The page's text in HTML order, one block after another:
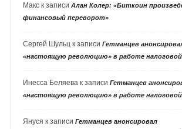
Макск записи Алан Колер: «Биткоин
финансовый переворот»
Сергей Шульцк записи Гетманцев
«настоящую революцию» в работе налоговой
Инесса Беляевак записи Гетманцев
«настоящую революцию» в работе налоговой
Януся к записи Гетманцев анонсировал